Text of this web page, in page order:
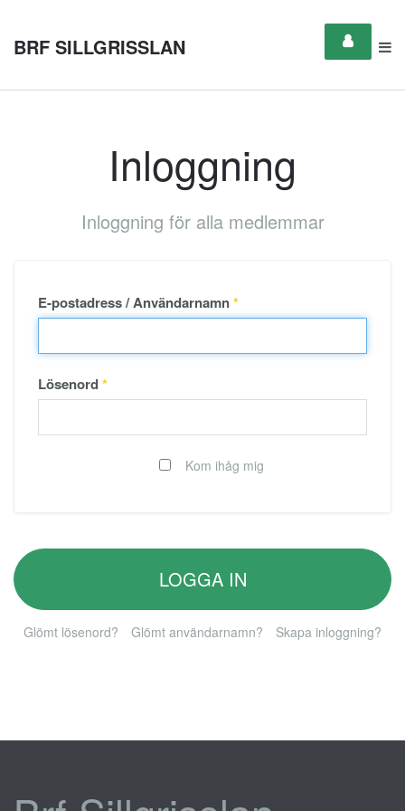
BRF SILLGRISSLAN
Inloggning
Inloggning för alla medlemmar
E-postadress / Användarnamn*
Lösenord*
Kom ihåg mig
LOGGA IN
Glömt lösenord? Glömt användarnamn? Skapa inloggning?